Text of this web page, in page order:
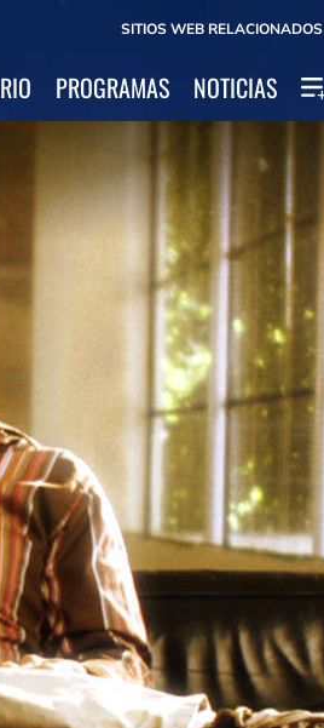
SITIOS WEB RELACIONADOS
PROGRAMAS NOTICIAS